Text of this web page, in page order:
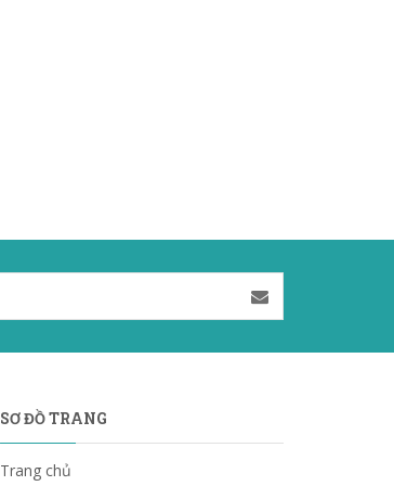
SƠ ĐỒ TRANG
Trang chủ